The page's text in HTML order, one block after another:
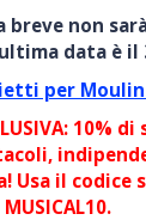
breve non
data è il
per Moulin
10%
Usa il codice
MUSICAL10.